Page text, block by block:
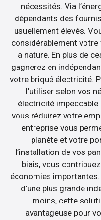
nécessités. Via
dépendants des
usuellement élevés.
considérablement
la nature. En plus de
gagnerez en
votre briqué électricité.
l’utiliser selon vos
électricité impeccable
vous réduirez votre
entreprise vous
planète et votre
l’installation de vos
biais, vous
économies
d’une plus grande
moins, cette
avantageuse pour